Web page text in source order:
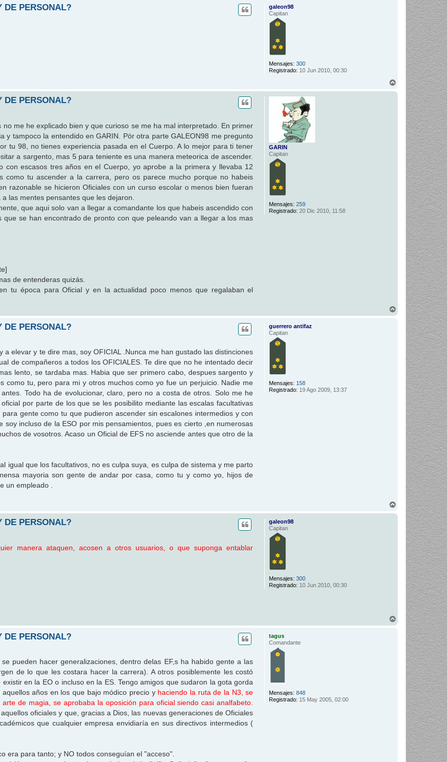
galeon98
Capitan
Mensajes: 300
Registrado: 10 Jun 2010, 00:30
DE PERSONAL?
GARIN
Capitan
Mensajes: 259
Registrado: 20 Dic 2010, 11:58
DE PERSONAL?
me he explicado bien y que curioso se me ha mal interpretado. En primer
y tampoco la entendido en GARIN. Pör otra parte GALEON98 me pregunto
tu 98, no tienes experiencia pasada en el Cuerpo. A lo mejor para ti tener
a sargento, mas 5 para teniente es una manera meteorica de ascender.
con escasos tres años en el Cuerpo, yo aprobe a la primera y llevaba 12
como tu ascender a la carrera, pero os parece mucho porque no habeis
razonable se hicieron Oficiales con un curso escolar o menos bien fueran
las mentes pensantes que les dejaron.
que aqui solo van a llegar a comandante los que habeis ascendido con
se han encontrado de pronto con que peleando van a llegar a los mas
de entenderas quizás.
tu época para Oficial y en la actualidad poco menos que regalaban el
r
guerrero antifaz
Capitan
Mensajes: 158
Registrado: 19 Ago 2009, 13:37
DE PERSONAL?
elevar y te dire mas, soy OFICIAL .Nunca me han gustado las distinciones
de compañeros a todos los OFICIALES. Te dire que no he intentado decir
lento, se tardaba mas. Habia que ser primero cabo, despues sargento y
como tu, pero para mi y otros muchos como yo fue un perjuicio. Nadie me
Todo ha de evolucionar, claro, pero no a costa de otros. Solo me he
por parte de los que se les posibilito mediante las escalas facultativas
gente como tu que pudieron ascender sin escalones intermedios y con
incluso de la ESO por mis pensamientos, pues es cierto ,en numerosas
de vosotros. Acaso un Oficial de EFS no asciende antes que otro de la
igual que los facultativos, no es culpa suya, es culpa de sistema y me parto
mayoria son gente de andar por casa, como tu y como yo, hijos de
un empleado .
galeon98
Capitan
Mensajes: 300
Registrado: 10 Jun 2010, 00:30
DE PERSONAL?
manera ataquen, acosen a otros usuarios, o que suponga entablar
r
tagus
Comandante
Mensajes: 848
Registrado: 15 May 2005, 02:00
DE PERSONAL?
pueden hacer generalizaciones, dentro delas EF,s ha habido gente a las
de lo que les costara hacer la carrera). A otros posiblemente les costó
en la EO o incluso en la ES. Tengo amigos que sudaron la gota gorda
años en los que bajo módico precio y haciendo la ruta de la N3, se
arte de magia, se aprobaba la oposición para oficialsiendo casi analfabeto
oficiales y que, gracias a Dios, las nuevas generaciones de Oficiales
que cualquier empresa envidiaría en sus directivos intermedios (
era para tanto; y NO todos conseguían el "acceso".